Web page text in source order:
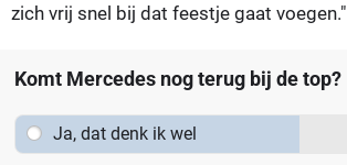
zich vrij snel bij dat feestje gaat voegen."
Komt Mercedes nog terug bij de top?
Ja, dat denk ik wel